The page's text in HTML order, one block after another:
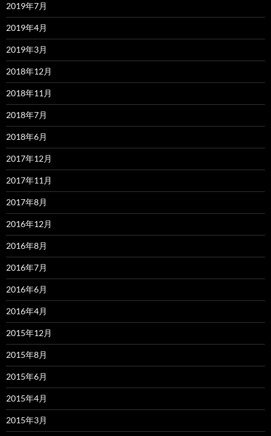
2019年7月
2019年4月
2019年3月
2018年12月
2018年11月
2018年7月
2018年6月
2017年12月
2017年11月
2017年8月
2016年12月
2016年8月
2016年7月
2016年6月
2016年4月
2015年12月
2015年8月
2015年6月
2015年4月
2015年3月